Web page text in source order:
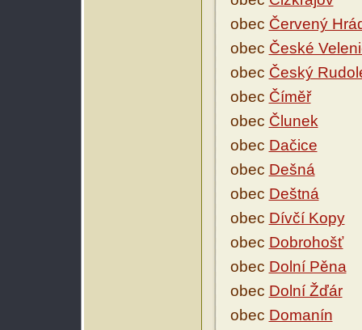
obec Červený
obec České
obec Český
obec Číměř
obec Člunek
obec Dačice
obec Dešná
obec Deštná
obec Dívčí Kopy
obec Dobrohošť
obec Dolní Pěna
obec Dolní Žďár
obec Domanín